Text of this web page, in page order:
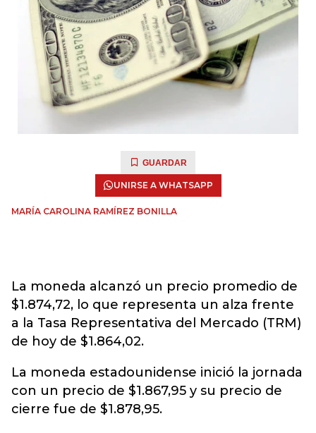
GUARDAR
UNIRSE A WHATSAPP
MARÍA CAROLINA RAMÍREZ BONILLA
La moneda alcanzó un precio promedio de
$1.874,72, lo que representa un alza frente
a la Tasa Representativa del Mercado (TRM)
de hoy de $1.864,02.
La moneda estadounidense inició la jornada
con un precio de $1.867,95 y su precio de
cierre fue de $1.878,95.